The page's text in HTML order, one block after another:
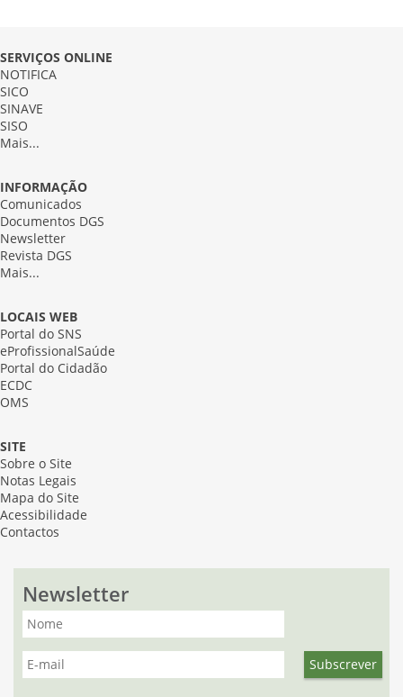
SERVIÇOS ONLINE
NOTIFICA
SICO
SINAVE
SISO
Mais...
INFORMAÇÃO
Comunicados
Documentos DGS
Newsletter
Revista DGS
Mais...
LOCAIS WEB
Portal do SNS
eProfissionalSaúde
Portal do Cidadão
ECDC
OMS
SITE
Sobre o Site
Notas Legais
Mapa do Site
Acessibilidade
Contactos
Newsletter